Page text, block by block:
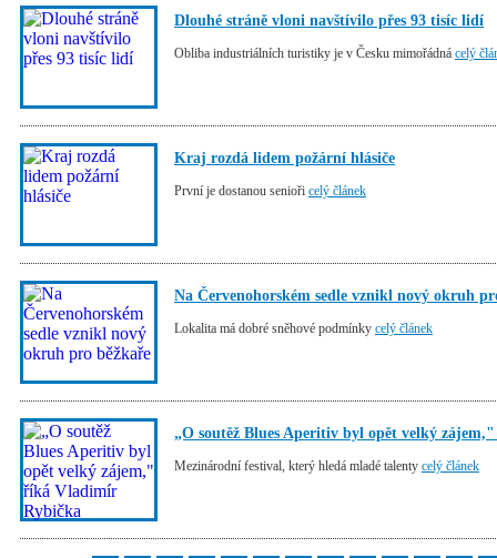
Dlouhé stráně vloni navštívilo přes 93 tisíc lidí
Obliba industriálních turistiky je v Česku mimořádná celý
Kraj rozdá lidem požární hlásiče
První je dostanou senioři celý článek
Na Červenohorském sedle vznikl nový okruh
Lokalita má dobré sněhové podmínky celý článek
„O soutěž Blues Aperitiv byl opět velký
Mezinárodní festival, který hledá mladé talenty celý článek